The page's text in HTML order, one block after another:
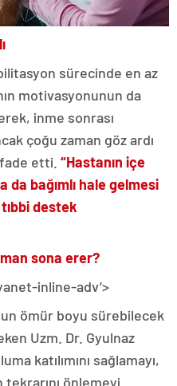
sürecinde en az
motivasyonunun da
inme sonrası
çoğu zaman göz ardı
etti. “Hastanın içe
da bağımlı hale gelmesi
destek
sona erer?
inline-adv’>
ömür boyu sürebilecek
Uzm. Dr. Gyulnaz
katılımını sağlamayı,
önlemeyi